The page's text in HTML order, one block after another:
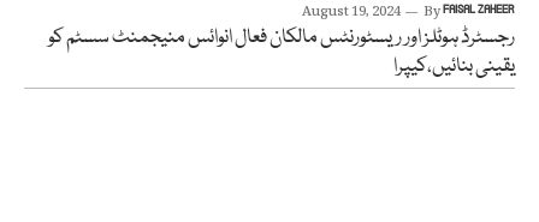
August 19, 2024 ByFAISAL ZAHEER
رجسٹرڈ ہوٹلز اور ریسٹورنٹس مالکان فعال انوائس منیجمنٹ سسٹم کو
یقینی بنائیں،کیپرا